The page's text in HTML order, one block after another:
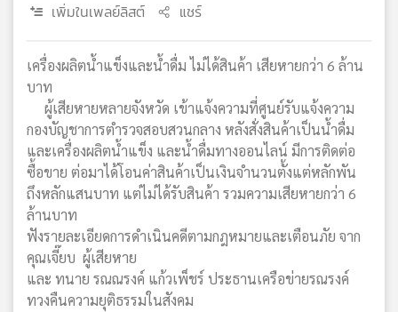
เพิ่มในเพลย์ลิสต์ แชร์
เครื่องผลิตน้ำแข็งและน้ำดื่ม ไม่ได้สินค้า เสียหายกว่า 6 ล้าน
บาท
ผู้เสียหายหลายจังหวัด เข้าแจ้งความที่ศูนย์รับแจ้งความ
กองบัญชาการตำรวจสอบสวนกลาง หลังสั่งสินค้าเป็นน้ำดื่ม
และเครื่องผลิตน้ำแข็ง และน้ำดื่มทางออนไลน์ มีการติดต่อ
ซื้อขาย ต่อมาได้โอนค่าสินค้าเป็นเงินจำนวนตั้งแต่หลักพัน
ถึงหลักแสนบาท แต่ไม่ได้รับสินค้า รวมความเสียหายกว่า 6
ล้านบาท
ฟังรายละเอียดการดำเนินคดีตามกฎหมายและเตือนภัย จาก
คุณเจี๊ยบ ผู้เสียหาย
และ ทนาย รณณรงค์ แก้วเพ็ชร์ ประธานเครือข่ายรณรงค์
ทวงคืนความยุติธรรมในสังคม